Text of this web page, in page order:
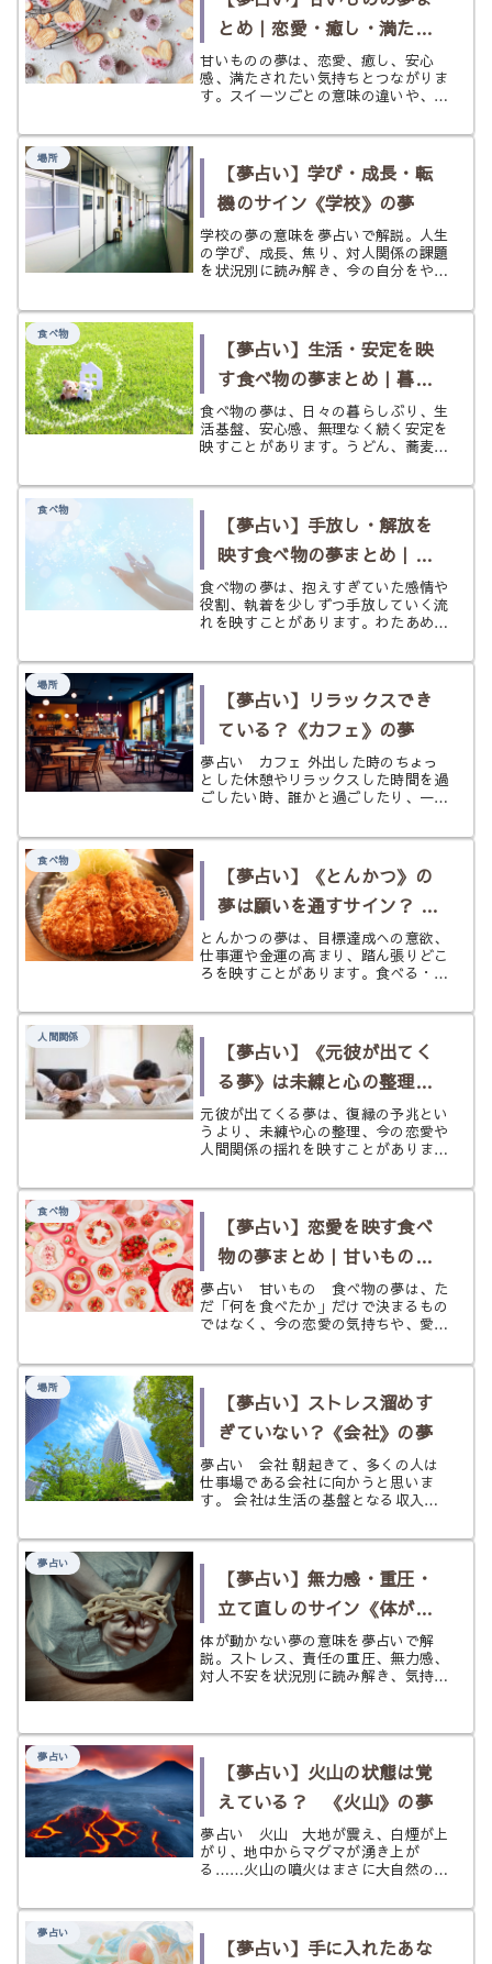
は、...
とめ｜恋愛・癒し・満たさ
れたい気持ちを読み解く
甘いものの夢は、恋愛、癒し、安心
感、満たされたい気持ちとつながりま
す。スイーツごとの意味の違いや、食
整理します。
場所
【夢占い】学び・成長・転
機のサイン《学校》の夢
学校の夢の意味を夢占いで解説。人生
の学び、成長、焦り、対人関係の課題
を状況別に読み解き、今の自分をやさ
食べ物
【夢占い】生活・安定を映
す食べ物の夢まとめ｜暮ら
しの土台と毎日の安心を読
み解く
食べ物の夢は、日々の暮らしぶり、生
活基盤、安心感、無理なく続く安定を
映すことがあります。うどん、蕎麦、
感覚を手がかりに、生活が整うサイン
食べ物
【夢占い】手放し・解放を
映す食べ物の夢まとめ｜重
さをほどき、心を軽くする
サイン
食べ物の夢は、抱えすぎていた感情や
役割、執着を少しずつ手放していく流
れを映すことがあります。わたあめ、
る夢から、心を軽くする解放のサイン
場所
【夢占い】リラックスでき
ている？《カフェ》の夢
夢占い カフェ 外出した時のちょっ
とした休憩やリラックスした時間を過
ごしたい時、誰かと過ごしたり、一人
がカフェですよね。 まさに人の集ま
るカフェは、現代人にとってとても身
近...
食べ物
【夢占い】《とんかつ》の
夢は願いを通すサイン？ 仕
事運・金運・踏ん張りどこ
ろを状況別にひもとく
とんかつの夢は、目標達成への意欲、
仕事運や金運の高まり、踏ん張りどこ
ろを映すことがあります。食べる・作
状況別に、やわらかく読み解きます。
人間関係
【夢占い】《元彼が出てく
る夢》は未練と心の整理の
サイン？ 復縁・再会・不安
を状況別にひもとく
元彼が出てくる夢は、復縁の予兆とい
うより、未練や心の整理、今の恋愛や
人間関係の揺れを映すことがありま
けられるなど状況別に、やわらかく読
食べ物
【夢占い】恋愛を映す食べ
物の夢まとめ｜甘いもの・
果物・ケーキが告げる気持
ち
夢占い 甘いもの 食べ物の夢は、た
だ「何を食べたか」だけで決まるもの
ではなく、今の恋愛の気持ちや、愛情
とがあります。 甘いものに惹かれる
てくる夢などは、ときめき、安心感、
満...
場所
【夢占い】ストレス溜めす
ぎていない？《会社》の夢
夢占い 会社 朝起きて、多くの人は
仕事場である会社に向かうと思いま
す。 会社は生活の基盤となる収入を
を過ごす場所でもあります。人によっ
している、という人もいるかもしれま
せん...
夢占い
【夢占い】無力感・重圧・
立て直しのサイン《体が動
かない》の夢
体が動かない夢の意味を夢占いで解
説。ストレス、責任の重圧、無力感、
対人不安を状況別に読み解き、気持ち
夢占い
【夢占い】火山の状態は覚
えている？ 《火山》の夢
夢占い 火山 大地が震え、白煙が上
がり、地中からマグマが湧き上が
る……火山の噴火はまさに大自然の脅
できないほど強大なもので、その災禍
としてしまうことでしょう。 とはい
え、そ...
夢占い
【夢占い】手に入れたあな